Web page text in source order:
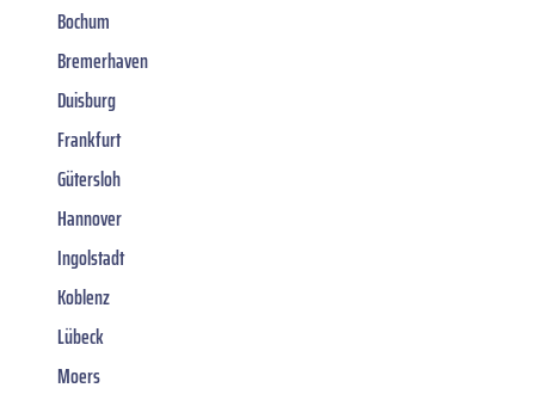
Bochum
Bremerhaven
Duisburg
Frankfurt
Gütersloh
Hannover
Ingolstadt
Koblenz
Lübeck
Moers